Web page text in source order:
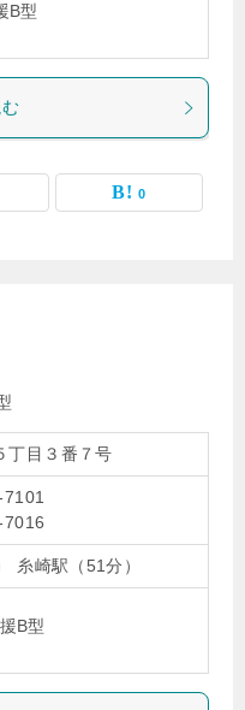
B型
0
丁目３番７号
7016
糸崎駅（51分）
B型